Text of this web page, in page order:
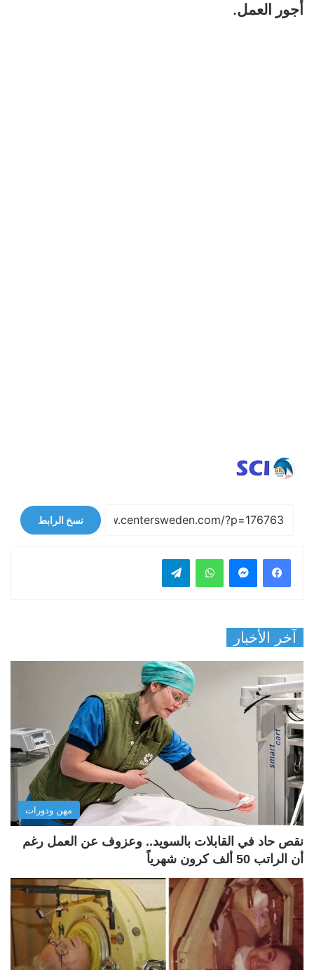
أجور العمل.
نسخ الرابط
فيسبوك واتساب
آخر الأخبار
مهن ودورات
نقص حاد في القابلات بالسويد.. وعزوف عن العمل رغم
أن الراتب 50 ألف كرون شهرياً